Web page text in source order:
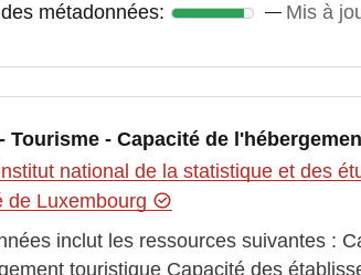
métadonnées:
métadonnées: Mis à
Tourisme - Capacité de
national de la statistique et des
de Luxembourg
inclut les ressources suivantes :
touristique Capacité des